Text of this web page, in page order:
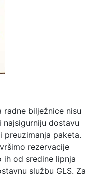
radne bilježnice nisu
najsigurniju dostavu
preuzimanja paketa.
rezervacije
ih od sredine lipnja
službu GLS. Za